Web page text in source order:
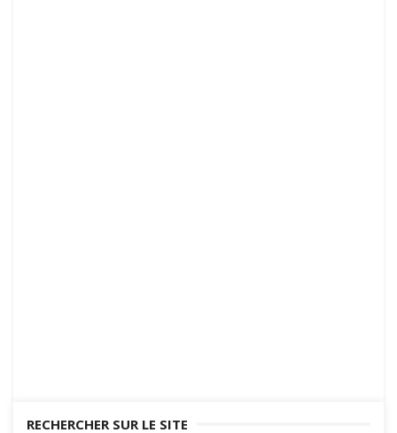
RECHERCHER SUR LE SITE